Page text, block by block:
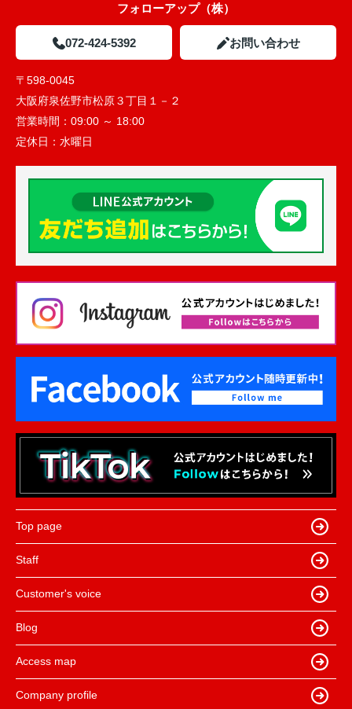
フォローアップ（株）
072-424-5392 お問い合わせ
〒598-0045
大阪府泉佐野市松原３丁目１－２
営業時間： 09:00 ～ 18:00
定休日： 水曜日
Top page
Staff
Customer's voice
Blog
Access map
Company profile